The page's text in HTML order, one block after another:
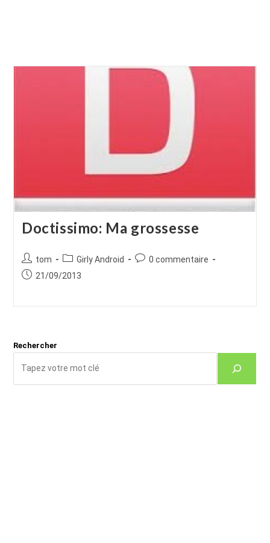
Doctissimo: Ma grossesse
Auteur/autrice
de
tom
Post
category:
Girly Android
Commentaires
0 commentaire
Publication
21/09/2013
Rechercher